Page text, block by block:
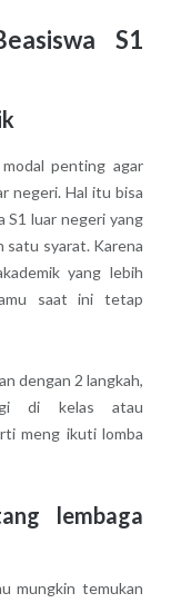
S1
penting agar
negeri. Hal itu bisa
S1 luar negeri yang
satu syarat. Karena
yang lebih
saat ini tetap
dengan 2 langkah,
di kelas atau
meng ikuti lomba
lembaga
mungkin temukan